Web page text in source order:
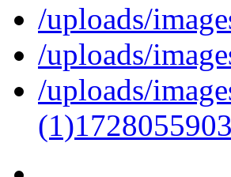
/uploads/
/uploads/
/uploads/